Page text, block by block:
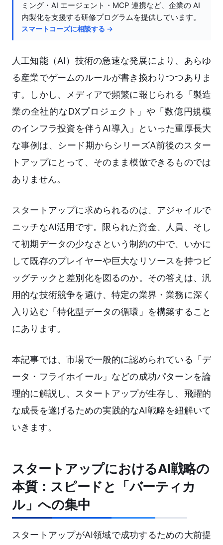
ミング・AI エージェント・MCP 連携など、企業の AI
内製化を支援する研修プログラムを提供しています。
スマートコーズに相談する →
人工知能（AI）技術の急速な発展により、あらゆ
る産業でゲームのルールが書き換わりつつありま
す。しかし、メディアで頻繁に報じられる「製造
業の全社的なDXプロジェクト」や「数億円規模
のインフラ投資を伴うAI導入」といった重厚長大
な事例は、シード期からシリーズA前後のスター
トアップにとって、そのまま模倣できるものでは
ありません。
スタートアップに求められるのは、アジャイルで
ニッチなAI活用です。限られた資金、人員、そし
て初期データの少なさという制約の中で、いかに
して既存のプレイヤーや巨大なリソースを持つビ
ッグテックと差別化を図るのか。その答えは、汎
用的な技術競争を避け、特定の業界・業務に深く
入り込む「特化型データの循環」を構築すること
にあります。
本記事では、市場で一般的に認められている「デ
ータ・フライホイール」などの成功パターンを論
理的に解説し、スタートアップが生存し、飛躍的
な成長を遂げるための実践的なAI戦略を紐解いて
いきます。
スタートアップにおけるAI戦略の
本質：スピードと「バーティカ
ル」への集中
スタートアップがAI領域で成功するための大前提